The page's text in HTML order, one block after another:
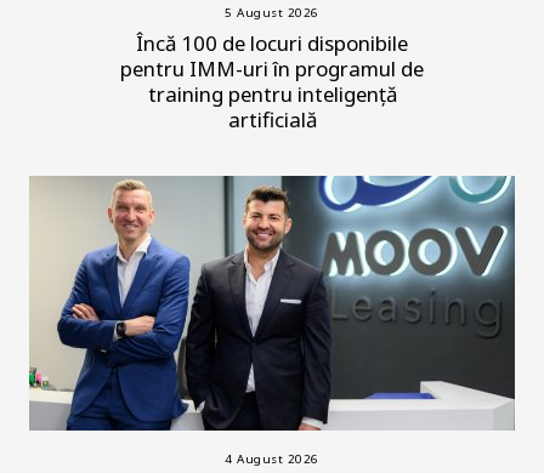
5 August 2026
Încă 100 de locuri disponibile
pentru IMM-uri în programul de
training pentru inteligență
artificială
4 August 2026